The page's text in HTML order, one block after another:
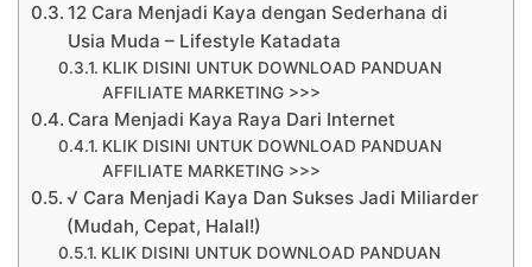
12 Cara Menjadi Kaya dengan Sederhana di
Usia Muda – Lifestyle Katadata
KLIK DISINI UNTUK DOWNLOAD PANDUAN
AFFILIATE MARKETING >>>
Cara Menjadi Kaya Raya Dari Internet
KLIK DISINI UNTUK DOWNLOAD PANDUAN
AFFILIATE MARKETING >>>
√ Cara Menjadi Kaya Dan Sukses Jadi Miliarder
(Mudah, Cepat, Halal!)
KLIK DISINI UNTUK DOWNLOAD PANDUAN